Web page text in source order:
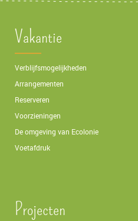
Vakantie
Verblijfsmogelijkheden
Arrangementen
Reserveren
Voorzieningen
De omgeving van Ecolonie
Voetafdruk
Projecten